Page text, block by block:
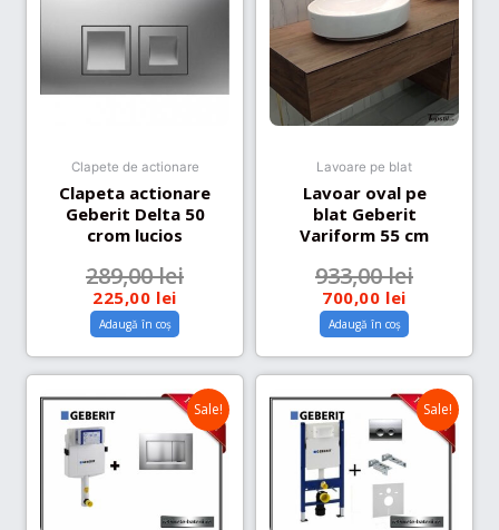
Clapete de actionare
Clapeta actionare
Geberit Delta 50
crom lucios
289,00lei
225,00 lei
Adaugă în coș
Lavoare pe blat
Lavoar oval pe
blat Geberit
Variform 55 cm
933,00lei
700,00 lei
Adaugă în coș
Sale! Sale!